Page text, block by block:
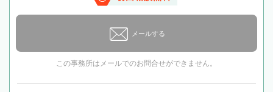
メールする
この事務所はメールでのお問合せができません。